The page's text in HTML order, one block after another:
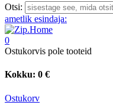
Otsi:
ametlik esindaja:
0
Ostukorvis pole tooteid
Kokku: 0 €
Ostukorv